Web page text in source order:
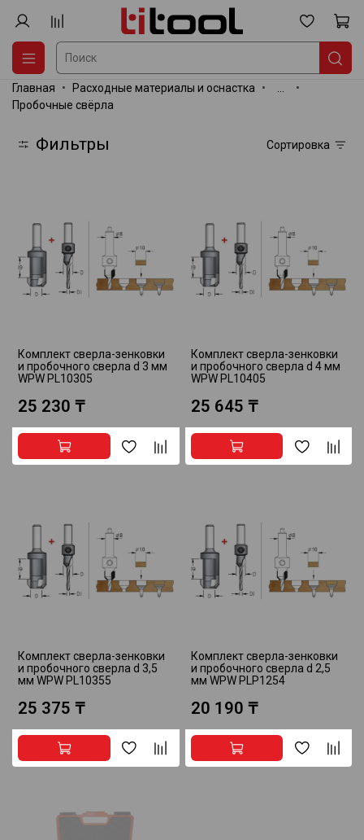
Главная Расходные материалы и оснастка
Пробочные свёрла
Фильтры Сортировка
Комплект сверла-зенковки
и пробочного сверла d 3 мм
WPW PL10305
25 230 ₸
Комплект сверла-зенковки
и пробочного сверла d 4 мм
WPW PL10405
25 645 ₸
Комплект сверла-зенковки
и пробочного сверла d 3,5
мм WPW PL10355
25 375 ₸
Комплект сверла-зенковки
и пробочного сверла d 2,5
мм WPW PLP1254
20 190 ₸